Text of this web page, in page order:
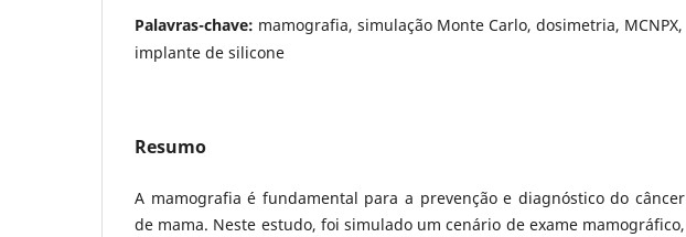
Palavras-chave: mamografia, simulação Monte Carlo, dosimetria, MCNPX,
implante de silicone
Resumo
A mamografia é fundamental para a prevenção e diagnóstico do câncer
de mama. Neste estudo, foi simulado um cenário de exame mamográfico,